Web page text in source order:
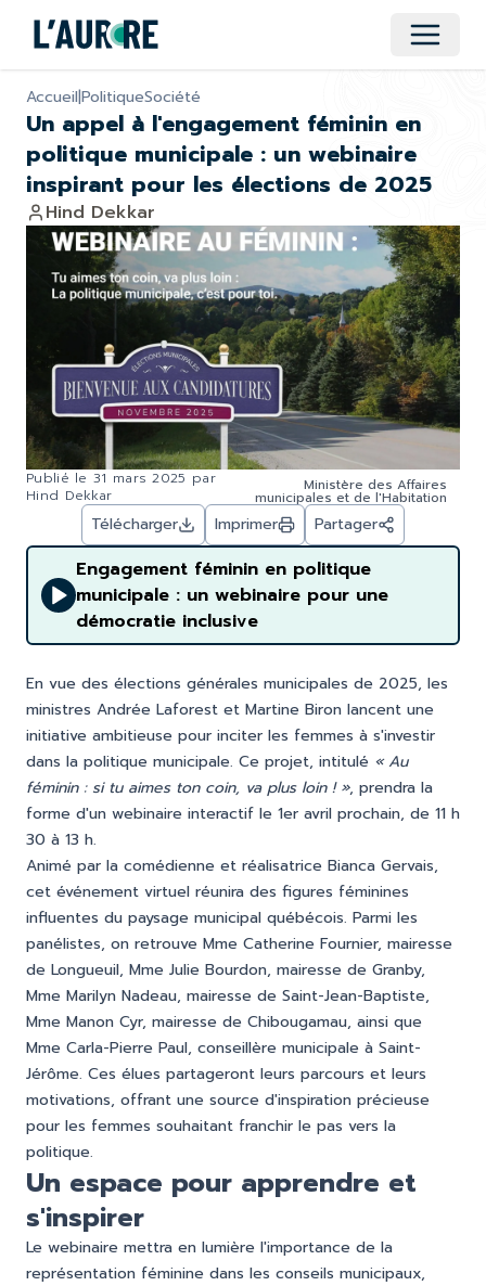
Ouvrir
Accueil|PolitiqueSociété
Un appel à l'engagement féminin en
politique municipale : un webinaire
inspirant pour les élections de 2025
Hind Dekkar
Publié le 31 mars 2025 par
Hind Dekkar
Ministère des Affaires
municipales et de l'Habitation
Télécharger Imprimer Partager
Engagement féminin en politique
municipale : un webinaire pour une
démocratie inclusive
En vue des élections générales municipales de 2025, les
ministres Andrée Laforest et Martine Biron lancent une
initiative ambitieuse pour inciter les femmes à s'investir
dans la politique municipale. Ce projet, intitulé « Au
féminin : si tu aimes ton coin, va plus loin ! », prendra la
forme d'un webinaire interactif le 1er avril prochain, de 11 h
30 à 13 h.
Animé par la comédienne et réalisatrice Bianca Gervais,
cet événement virtuel réunira des figures féminines
influentes du paysage municipal québécois. Parmi les
panélistes, on retrouve Mme Catherine Fournier, mairesse
de Longueuil, Mme Julie Bourdon, mairesse de Granby,
Mme Marilyn Nadeau, mairesse de Saint-Jean-Baptiste,
Mme Manon Cyr, mairesse de Chibougamau, ainsi que
Mme Carla-Pierre Paul, conseillère municipale à Saint-
Jérôme. Ces élues partageront leurs parcours et leurs
motivations, offrant une source d'inspiration précieuse
pour les femmes souhaitant franchir le pas vers la
politique.
Un espace pour apprendre et
s'inspirer
Le webinaire mettra en lumière l'importance de la
représentation féminine dans les conseils municipaux,